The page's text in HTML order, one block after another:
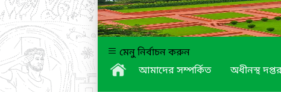
মেনু নির্বাচন করুন
আমাদের সম্পর্কিত
অধীনস্থ